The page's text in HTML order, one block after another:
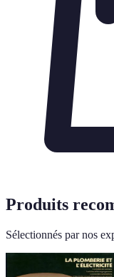
Produits
Sélectionnés par nos